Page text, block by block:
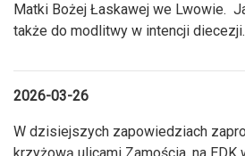
Matki Bożej Łaskawej we Lwowie.
także do modlitwy w intencji diecezji.
2026-03-26
W dzisiejszych zapowiedziach